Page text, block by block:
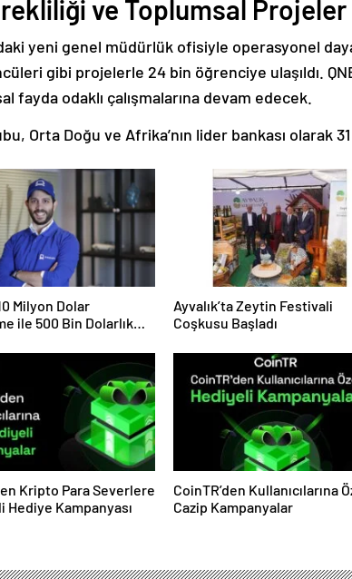
ve Toplumsal Projeler
yeni genel müdürlük ofisiyle operasyonel
gibi projelerle 24 bin öğrenciye ulaşıldı.
fayda odaklı çalışmalarına devam edecek.
Orta Doğu ve Afrika’nın lider bankası olarak
Milyon Dolar
ile 500 Bin Dolarlık
Ayvalık’ta Zeytin Festivali
Coşkusu Başladı
Kripto Para Severlere
Hediye Kampanyası
CoinTR’den Kullanıcılarına
Cazip Kampanyalar